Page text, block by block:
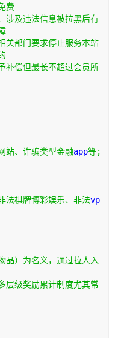
费
涉及违法信息被拉黑后有
关部门要求停止服务本站
补偿但最长不超过会员所
站、诈骗类型金融app等;
法棋牌博彩娱乐、非法vp
品）为名义，通过拉人入
层级奖励累计制度尤其常